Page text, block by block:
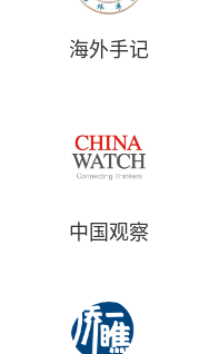
海外手记
中国观察